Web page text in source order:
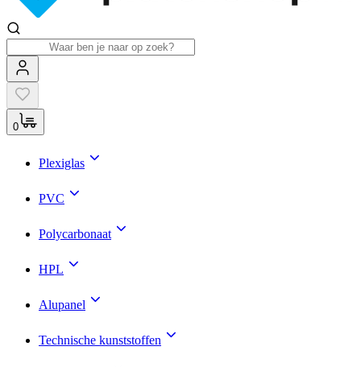
0
Plexiglas
PVC
Polycarbonaat
HPL
Alupanel
Technische kunststoffen